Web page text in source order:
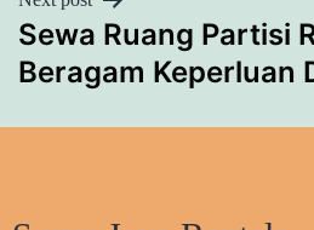
Sewa Ruang Partisi
Beragam Keperluan